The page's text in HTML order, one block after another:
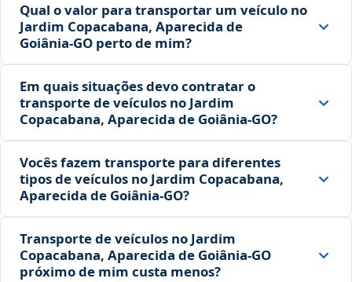
Qual o valor para transportar um veículo no
Jardim Copacabana, Aparecida de
Goiânia‑GO perto de mim?
Em quais situações devo contratar o
transporte de veículos no Jardim
Copacabana, Aparecida de Goiânia‑GO?
Vocês fazem transporte para diferentes
tipos de veículos no Jardim Copacabana,
Aparecida de Goiânia‑GO?
Transporte de veículos no Jardim
Copacabana, Aparecida de Goiânia‑GO
próximo de mim custa menos?